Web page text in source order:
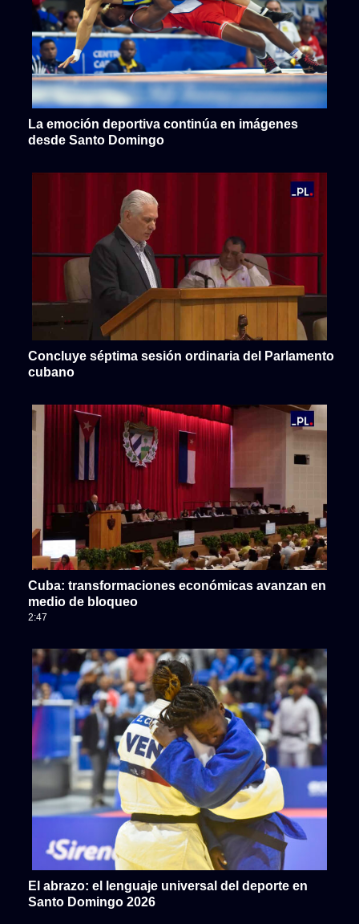
La emoción deportiva continúa en imágenes
desde Santo Domingo
Concluye séptima sesión ordinaria del Parlamento
cubano
Cuba: transformaciones económicas avanzan en
medio de bloqueo
2:47
El abrazo: el lenguaje universal del deporte en
Santo Domingo 2026